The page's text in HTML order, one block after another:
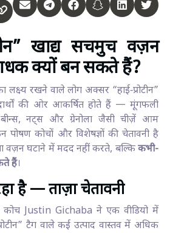
खाद्य सचमुच वज़न
क्यों बन सकते हैं?
रखने वाले लोग अक्सर “हाई‑प्रोटीन”
की ओर आकर्षित होते हैं — मूंगफली
नट्स और ग्रेनोला जैसी चीज़ें आम
पोषण कोचों और विशेषज्ञों की चेतावनी है
वज़न घटाने में मदद नहीं करते, बल्किकभी-
हैं।
है — ताज़ा चेतावनी
कोच Justin Gichaba ने एक वीडियो में
टैग वाले कई उत्पाद वास्तव में अधिक